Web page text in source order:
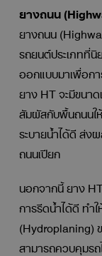
ยางถนน
ยางถนน
รถยนต์ประเภทที่นิ
ออกแบบมาเพื่อก
ยาง HT จะมีขนาด
สัมผัสกับพื้นถนนใ
ระบายน้ำได้ดี ส่ง
ถนนเปียก
นอกจากนี้ ยาง
การรีดน้ำได้ดี ทำ
(Hydroplaning)
สามารถควบคุมร